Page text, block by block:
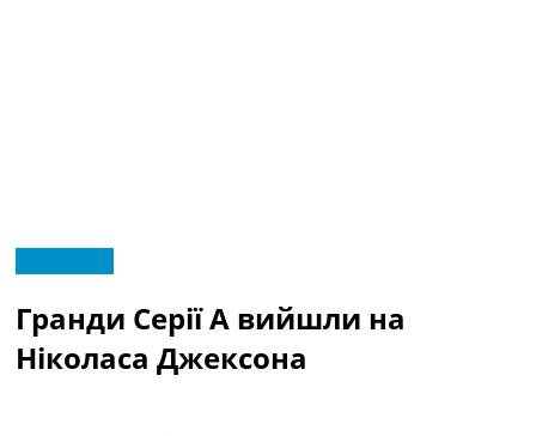
МенюНовини футболу
Відео
Новини футболу України
Гранди Серії А вийшли на
Ніколаса Джексона